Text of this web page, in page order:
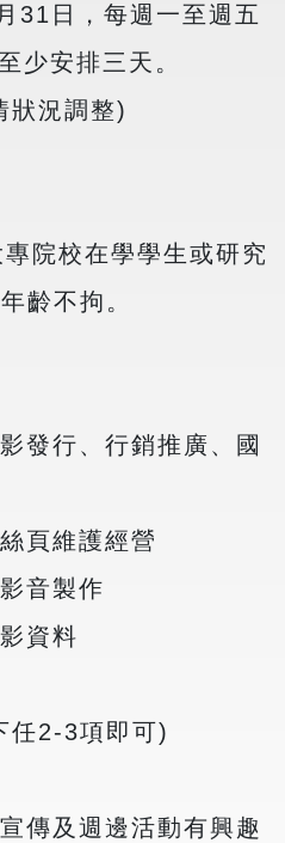
31日，每週一至週五
少安排三天。
狀況調整)
院校在學學生或研究
齡不拘。
發行、行銷推廣、國
頁維護經營
音製作
資料
任2-3項即可)
傳及週邊活動有興趣